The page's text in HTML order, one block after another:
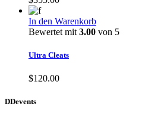
In den Warenkorb
Bewertet mit 3.00 von 5
Ultra Cleats
$120.00
DDevents